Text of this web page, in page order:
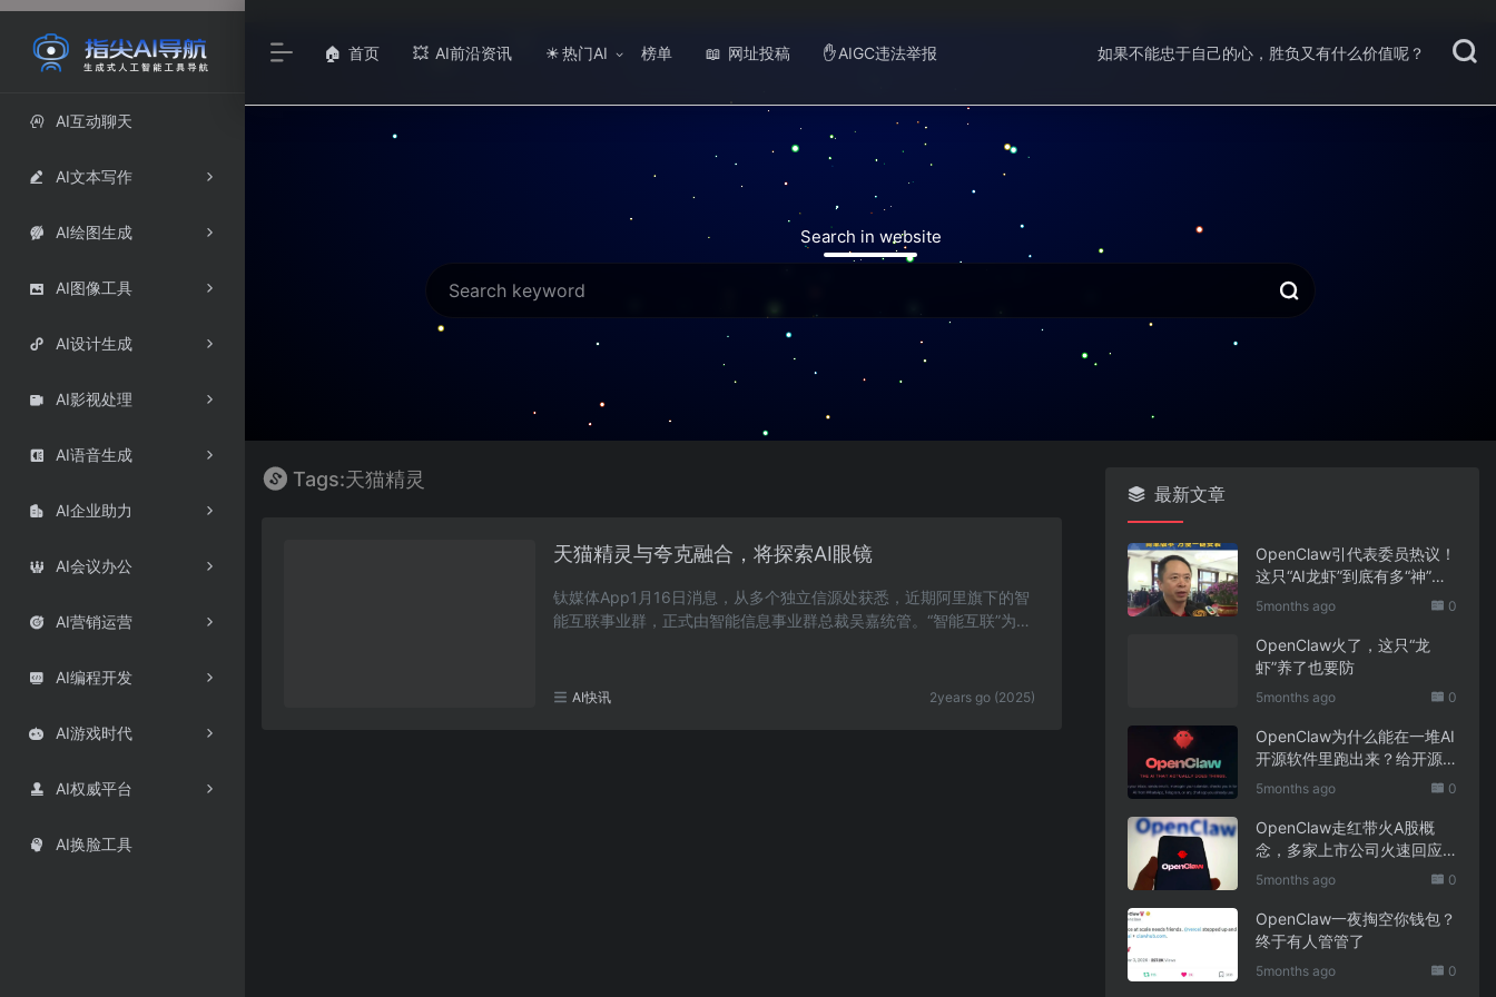
 AI互动聊天
 AI文本写作
 AI绘图生成
 AI图像工具
 AI设计生成
 AI影视处理
 AI语音生成
 AI企业助力
 AI会议办公
 AI营销运营
 AI编程开发
 AI游戏时代
 AI权威平台
 AI换脸工具
🏠 首页 💥 AI前沿资讯 ☀ 热门AI 榜单 📖 网址投稿 ✋ AIGC违法举报 如果不能忠于自己的心，胜负又有什么价值呢？
Search in website
Tags:天猫精灵
天猫精灵与夸克融合，将探索AI眼镜
钛媒体App1月16日消息，从多个独立信源处获悉，近期阿里旗下的智
能互联事业群，正式由智能信息事业群总裁吴嘉统管。“智能互联”为阿
AI快讯 2years go (2025)
最新文章
OpenClaw引代表委员热议！
这只“AI龙虾”到底有多“神”？
｜科技观察
5months ago 0
OpenClaw火了，这只“龙
虾”养了也要防
5months ago 0
OpenClaw为什么能在一堆AI
开源软件里跑出来？给开源
项目的三点启示
5months ago 0
OpenClaw走红带火A股概
念，多家上市公司火速回应
业务布局
5months ago 0
OpenClaw一夜掏空你钱包？
终于有人管管了
5months ago 0